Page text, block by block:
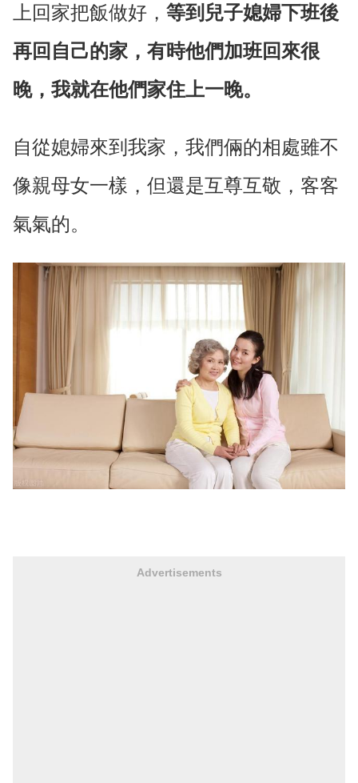
上回家把飯做好， 等到兒子媳婦下班後
再回自己的家，有時他們加班回來很
晚，我就在他們家住上一晚。
自從媳婦來到我家，我們倆的相處雖不
像親母女一樣，但還是互尊互敬，客客
氣氣的。
Advertisements